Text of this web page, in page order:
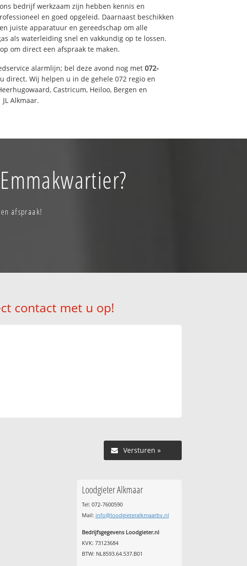
bedrijf werkzaam zijn hebben kennis en
en goed opgeleid. Daarnaast beschikken
juiste apparatuur en gereedschap om alle
als waterleiding snel en vakkundig op te lossen.
om direct een afspraak te maken.
alarmlijn; bel deze avond nog met 072-
direct. Wij helpen u in de gehele 072 regio en
Castricum, Heiloo, Bergen en
Alkmaar.
afspraak!
contact met u op!
Versturen »
Loodgieter Alkmaar
Tel: 072-7600590
Mail: info@loodgieteralkmaarbv.nl
Bedrijfsgegevens Loodgieter.nl
KVK: 73123684
BTW: NL8593.64.537.B01